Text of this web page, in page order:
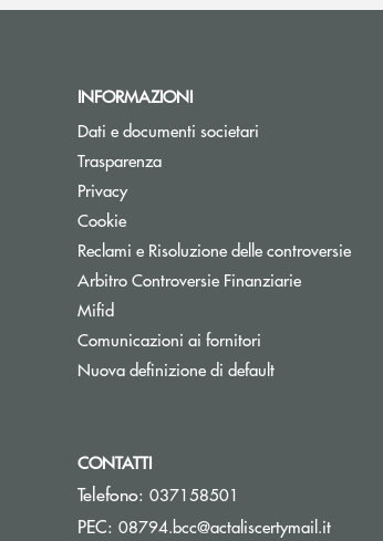
INFORMAZIONI
Dati e documenti societari
Trasparenza
Privacy
Cookie
Reclami e Risoluzione delle controversie
Arbitro Controversie FinanziarieApre una
Mifid
Comunicazioni ai fornitori Apre una nuova
Nuova definizione di default
CONTATTI
Telefono: 037158501
PEC: 08794.bcc@actaliscertymail.it(si